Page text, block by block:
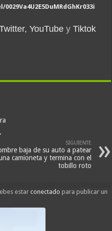
YouTube yTiktok
SIGUIENTE
baja de su auto a patear
camioneta y termina con el
tobillo roto
estarconectado para publicar un